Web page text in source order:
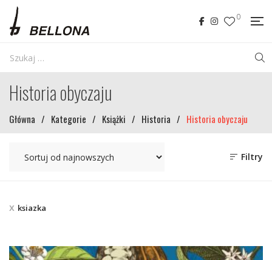
0
Historia obyczaju
Główna / Kategorie / Książki / Historia / Historia obyczaju
Filtry
ksiazka